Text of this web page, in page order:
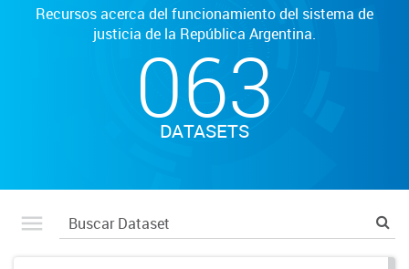
Recursos acerca del funcionamiento del sistema de
justicia de la República Argentina.
063
DATASETS